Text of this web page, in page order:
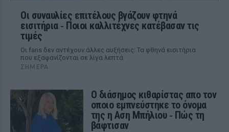
Οι συναυλίες επιτέλους βγάζουν φτηνά
εισιτήρια ‑ Ποιοι καλλιτέχνες κατέβασαν τις
τιμές
Οι fans δεν αντέχουν άλλες αυξήσεις: Τα φθηνά εισιτήρια
που εξαφανίζονται σε λίγα λεπτά
ΣΉΜΕΡΑ
Ο διάσημος κιθαρίστας απο τον
οποιο εμπνεύστηκε το όνομα
της η Αση Μπήλιου ‑ Πώς τη
βάφτισαν